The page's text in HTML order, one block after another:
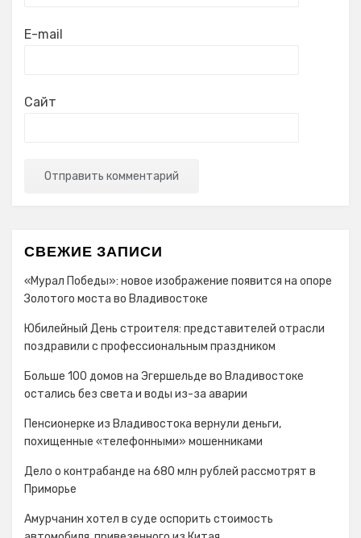
E-mail
Сайт
СВЕЖИЕ ЗАПИСИ
«Мурал Победы»: новое изображение появится на опоре
Золотого моста во Владивостоке
Юбилейный День строителя: представителей отрасли
поздравили с профессиональным праздником
Больше 100 домов на Эгершельде во Владивостоке
остались без света и воды из-за аварии
Пенсионерке из Владивостока вернули деньги,
похищенные «телефонными» мошенниками
Дело о контрабанде на 680 млн рублей рассмотрят в
Приморье
Амурчанин хотел в суде оспорить стоимость